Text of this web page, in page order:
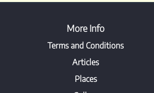
More Info
Terms and Conditions
Articles
Places